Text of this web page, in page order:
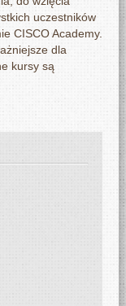
uczestników
CISCO Academy.
dla
kursy są